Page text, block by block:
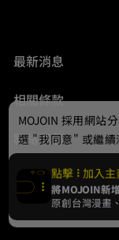
最新消息
相關條款
聯絡我們
© 2024
點擊 加入主
將MOJOIN新
原創台灣漫畫
MOJOIN 採用網站
選 "我同意" 或繼續
Cookie，欲瞭解更